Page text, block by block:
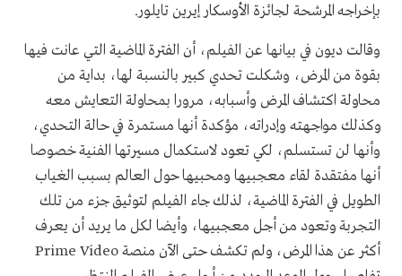
بإخراجه المرشحة لجائزة الأوسكار إيرين تايلور.
وقالت ديون في بيانها عن الفيلم، أن الفترة الماضية التي عانت فيها
بقوة من المرض، وشكلت تحدي كبير بالنسبة لها، بداية من
محاولة اكتشاف المرض وأسبابه، مرورا بمحاولة التعايش معه
وكذلك مواجهته وإدراته، مؤكدة أنها مستمرة في حالة التحدي،
وأنها لن تستسلم، لكي تعود لاستكمال مسيرتها الفنية خصوصا
أنها مفتقدة لقاء معجبيها ومحبيها حول العالم بسبب الغياب
الطويل في الفترة الماضية، لذلك جاء الفيلم لتوثيق جزء من تلك
التجربة وتعود من أجل معجبيها، وأيضا لكل ما يريد أن يعرف
أكثر عن هذا المرض، ولم تكشف حتى الآن منصة Prime Video